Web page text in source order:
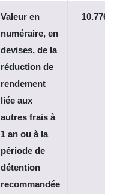
Valeur en
numéraire, en
devises, de la
réduction de
rendement
liée aux
autres frais à
1 an ou à la
période de
détention
recommandée
10.7766